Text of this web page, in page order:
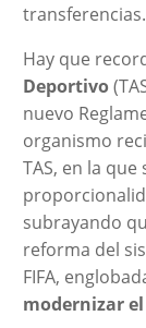
transferencias.
Hay que
Deportivo
nuevo
organismo
TAS, en la que
subrayando
reforma del
FIFA,
modernizar